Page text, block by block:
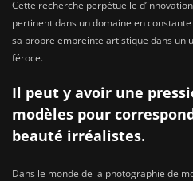
Cette recherche perpétuelle
pertinent dans un domaine en
sa propre empreinte artistique dans un
féroce.
Il peut y avoir une
modèles pour
beauté irréalistes.
Dans le monde de la photographie de